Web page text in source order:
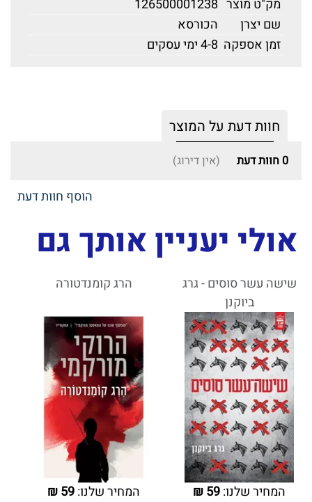
מק"ט מוצר 126500001238
שם יצרן
הכורסא
זמן אספקה 4-8 ימי עסקים
חוות דעת על המוצר
0 חוות דעת (אין דירוג)
הוסף חוות דעת
אולי יעניין אותך גם
שישה עשר סוסים - גרג
ביוקנן
המחיר שלנו:59
₪
הרג קומנדטורה
המחיר שלנו:59
₪